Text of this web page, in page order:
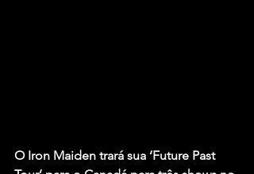
O Iron Maiden trará sua ‘Future Past